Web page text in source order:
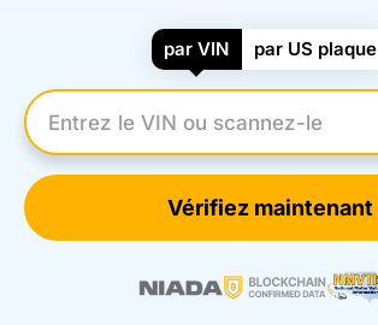
par VIN par US plaque
Entrez le numéro VIN
Vérifiez maintenant